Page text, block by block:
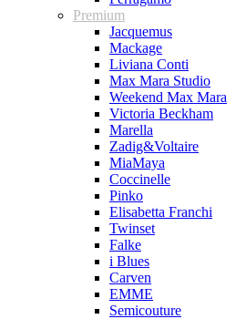
Premium
Jacquemus
Mackage
Liviana Conti
Max Mara Studio
Weekend Max Mara
Victoria Beckham
Marella
Zadig&Voltaire
MiaMaya
Coccinelle
Pinko
Elisabetta Franchi
Twinset
Falke
i Blues
Carven
EMME
Semicouture